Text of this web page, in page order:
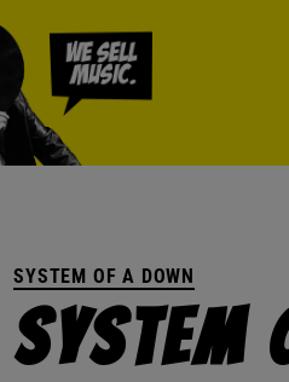
SYSTEM OF A DOWN
System